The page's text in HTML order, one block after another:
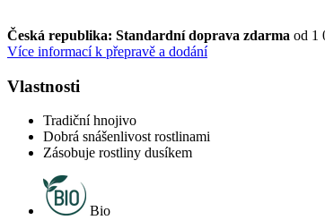
Česká republika: Standardní doprava zdarma od 1
Více informací k přepravě a dodání
Vlastnosti
Tradiční hnojivo
Dobrá snášenlivost rostlinami
Zásobuje rostliny dusíkem
Bio